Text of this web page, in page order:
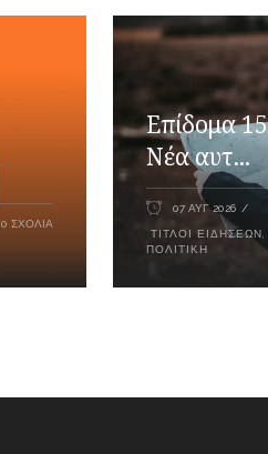
0 ΣΧΌΛΙΑ
Επίδομα
Νέα αυτ...
07 ΑΥΓ 2026
ΤΊΤΛΟΙ ΕΙΔΉΣΕΩΝ
ΠΟΛΙΤΙΚΉ